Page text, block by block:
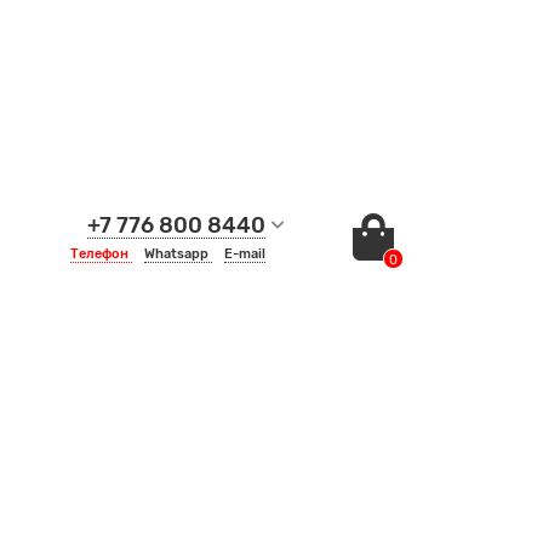
+7 776 800 8440
Телефон Whatsapp E-mail 0